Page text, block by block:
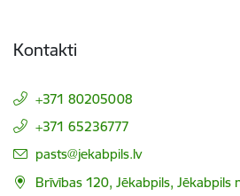
Kontakti
+371 80205008
+371 65236777
E-pasts:
pasts@jekabpils.lv
Brīvības 120, Jēkabpils, Jēkabpils